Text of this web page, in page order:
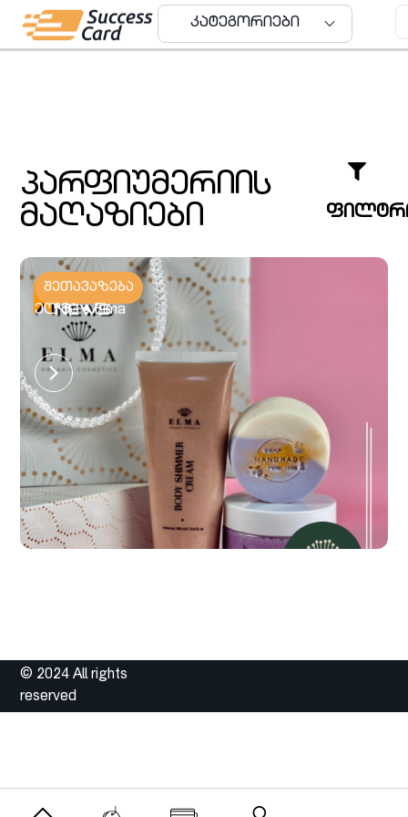
კატეგორიები
პარფიუმერიის
მაღაზიები
შეთავაზება
ელმა • Elma
© 2024 All rights
reserved